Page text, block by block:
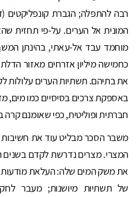
רבה להתפלה; הגברת קונפליקטים
מוחמד עבד אל-עאתי, בהינתן
כחמישה מיליון אזרחים מאזור
את בתיהם. תשתיות הערים עלולות
באספקת צרכים בסיסיים כמו מים,
חברתית ופוליטית, כפי שאומנם קרה ב-2011
משבר הסכר מבליט עוד את
המצרי. מצרים נדרשת לקדם בשנים
את משק המים שלה: העלאת מודעות
של תשתיות מיושנות; מעבר